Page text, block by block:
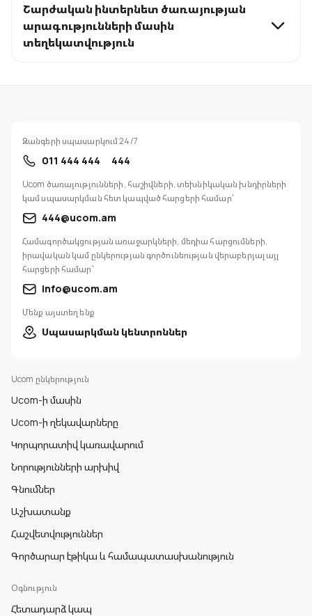
Շարժական ինտերնետ ծառայության
արագությունների մասին
տեղեկատվություն
Ucom ընկերություն
Ucom-ի մասին
Ucom-ի ղեկավարները
Կորպորատիվ կառավարում
Նորությունների արխիվ
Գնումներ
Աշխատանք
Հաշվետվություններ
Գործարար էթիկա և համապատասխանություն
Օգնություն
Հետադարձ կապ
Զանգերի սպասարկում 24/7
011 444 444 444
Ucom ծառայությունների, հաշիվների, տեխնիկական խնդիրների
կամ սպասարկման հետ կապված հարցերի համար՝
444@ucom.am
Համագործակցության առաջարկների, մեդիա հարցումների,
իրավական կամ ընկերության գործունեության վերաբերյալ այլ
հարցերի համար՝
info@ucom.am
Մենք այստեղ ենք
Սպասարկման կենտրոններ